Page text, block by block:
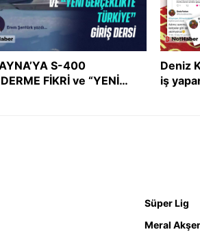
S-400
FİKRİ ve “YENİ
Deniz
iş
Süper Lig
Meral